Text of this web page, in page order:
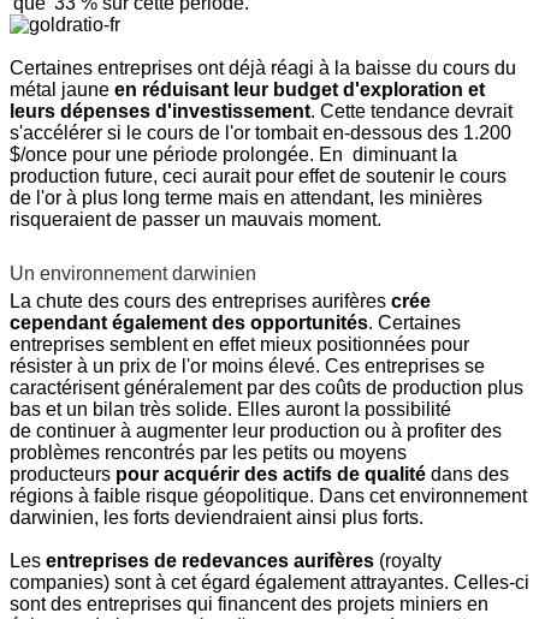
Certaines entreprises ont déjà réagi à la baisse du cours du
métal jaune en réduisant leur budget d'exploration et
leurs dépenses d'investissement. Cette tendance devrait
s'accélérer si le cours de l'or tombait en-dessous des 1.200
$/once pour une période prolongée. En diminuant la
production future, ceci aurait pour effet de soutenir le cours
de l'or à plus long terme mais en attendant, les minières
risqueraient de passer un mauvais moment.
Un environnement darwinien
La chute des cours des entreprises aurifères crée
cependant également des opportunités. Certaines
entreprises semblent en effet mieux positionnées pour
résister à un prix de l'or moins élevé. Ces entreprises se
caractérisent généralement par des coûts de production plus
bas et un bilan très solide. Elles auront la possibilité
de continuer à augmenter leur production ou à profiter des
problèmes rencontrés par les petits ou moyens
producteurs pour acquérir des actifs de qualité dans des
régions à faible risque géopolitique. Dans cet environnement
darwinien, les forts deviendraient ainsi plus forts.
Les entreprises de redevances aurifères (royalty
companies) sont à cet égard également attrayantes. Celles-ci
sont des entreprises qui financent des projets miniers en